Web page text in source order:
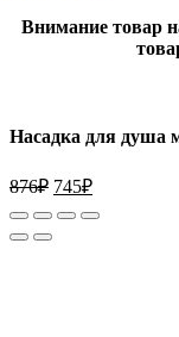
Внимание товар
Насадка для душа
876₽ 745₽